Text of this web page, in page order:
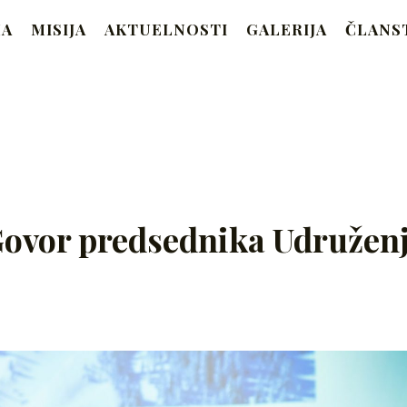
MISIJA AKTUELNOSTI GALERIJA
predsednika